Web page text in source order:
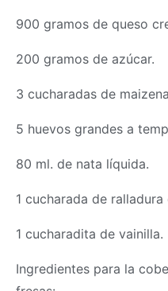
900 gramos de queso
200 gramos de azúcar.
3 cucharadas de
5 huevos grandes a
80 ml. de nata líquida.
1 cucharada de ralladura
1 cucharadita de vainilla.
Ingredientes para la